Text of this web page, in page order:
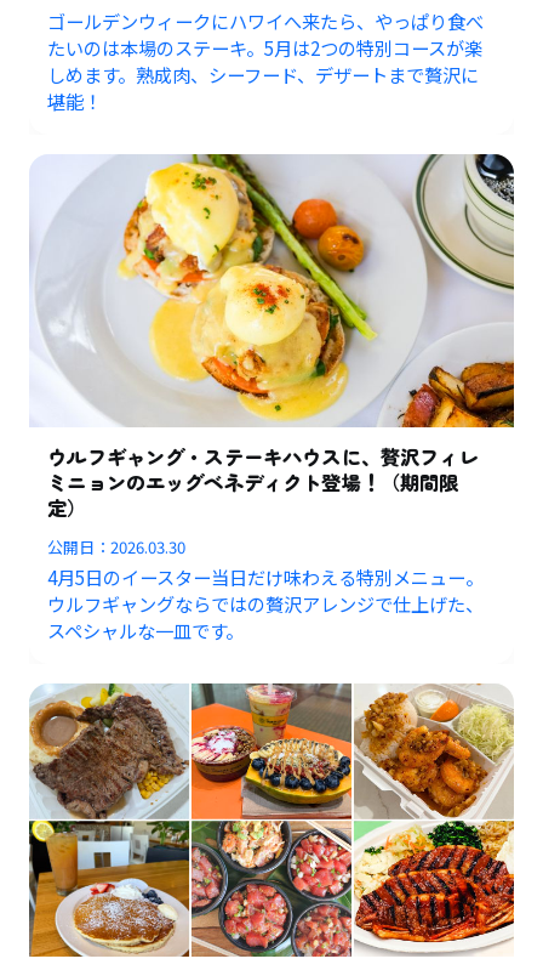
ゴールデンウィークにハワイへ来たら、やっぱり食べ
たいのは本場のステーキ。5月は2つの特別コースが楽
しめます。熟成肉、シーフード、デザートまで贅沢に
堪能！
ウルフギャング・ステーキハウスに、贅沢フィレ
ミニョンのエッグベネディクト登場！（期間限
定）
公開日：2026.03.30
4月5日のイースター当日だけ味わえる特別メニュー。
ウルフギャングならではの贅沢アレンジで仕上げた、
スペシャルな一皿です。